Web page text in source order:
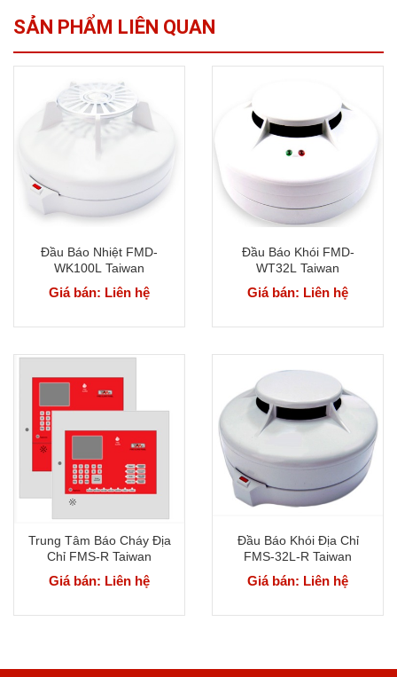
SẢN PHẨM LIÊN QUAN
Đầu Báo Nhiệt FMD-
WK100L Taiwan
Giá bán: Liên hệ
Đầu Báo Khói FMD-
WT32L Taiwan
Giá bán: Liên hệ
Trung Tâm Báo Cháy Địa
Chỉ FMS-R Taiwan
Giá bán: Liên hệ
Đầu Báo Khói Địa Chỉ
FMS-32L-R Taiwan
Giá bán: Liên hệ